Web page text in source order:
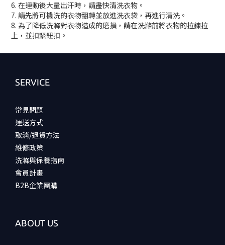
6. 在運動後大量出汗時，請盡快清洗衣物。
7. 請先將可機洗的衣物翻轉並放進洗衣袋，再進行清洗。
8. 為了降低洗滌對衣物造成的磨損，請在洗滌前將衣物的拉鍊拉
上，並扣緊鈕扣。
SERVICE
常見問題
運送方式
取消/退貨方法
維修政策
洗滌與保養指南
會員計畫
B2B企業團購
ABOUT US